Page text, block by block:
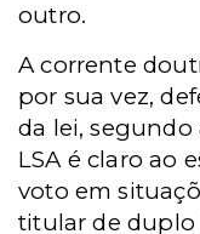
outro.
A corrente
por sua vez,
da lei, segundo
LSA é claro ao
voto em
titular de duplo